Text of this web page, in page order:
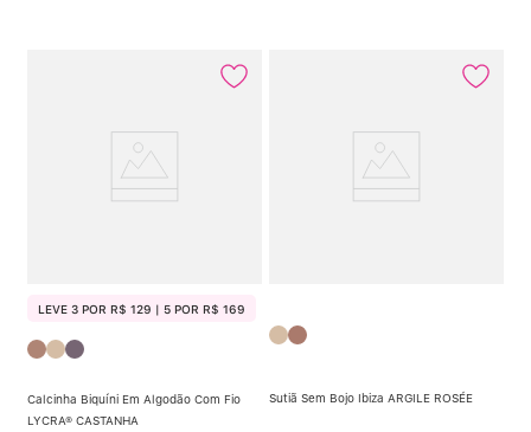
LEVE 3 POR R$ 129 | 5 POR R$ 169
Calcinha Biquíni Em Algodão Com Fio
LYCRA® CASTANHA
Sutiã Sem Bojo Ibiza ARGILE ROSÉE